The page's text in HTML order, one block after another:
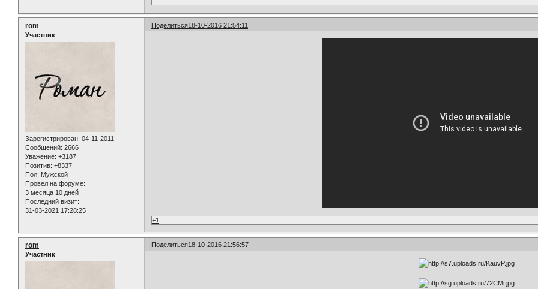
Поделиться18-10-2016 21:54:11
rom
Участник
Зарегистрирован: 04-11-2011
Сообщений: 2666
Уважение: +3187
Позитив: +8337
Пол: Мужской
Провел на форуме:
3 месяца 10 дней
Последний визит:
31-03-2021 17:28:25
+1
Поделиться18-10-2016 21:56:57
rom
Участник